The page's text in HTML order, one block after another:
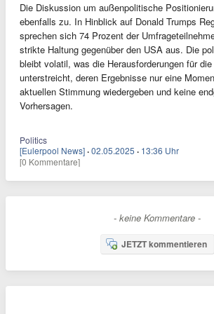
Die Diskussion um außenpolitische
ebenfalls zu. In Hinblick auf Donald Trumps
sprechen sich 74 Prozent der
strikte Haltung gegenüber den USA aus. Die
bleibt volatil, was die Herausforderungen für
unterstreicht, deren Ergebnisse nur eine
aktuellen Stimmung wiedergeben und keine
Vorhersagen.
Politics
[Eulerpool News] ·02.05.2025 · 13:36 Uhr
[0 Kommentare]
- keine Kommentare -
JETZT kommentieren